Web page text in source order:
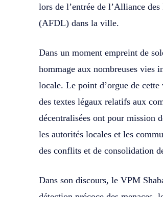
lors de l’entrée de l’Alliance
(AFDL) dans la ville.
Dans un moment empreint de
hommage aux nombreuses vies
locale. Le point d’orgue de
des textes légaux relatifs aux
décentralisées ont pour mission
les autorités locales et les
des conflits et de consolidation
Dans son discours, le VPM